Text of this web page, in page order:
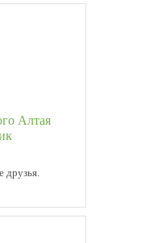
Алтая
друзья.